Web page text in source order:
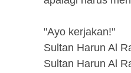
"Ayo kerjakan!"
Sultan Harun Al
Sultan Harun Al